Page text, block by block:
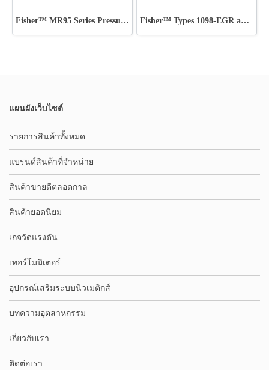
Fisher™ MR95 Series Pressure Regulator Fisher™ Types 1098-EGR and 1098H-EGR
แผนผังเว็บไซต์
รายการสินค้าทั้งหมด
แบรนด์สินค้าที่จำหน่าย
สินค้าขายดีตลอดกาล
สินค้ายอดนิยม
เกจวัดแรงดัน
เทอร์โมมิเตอร์
อุปกรณ์เสริมระบบนิวเมติกส์
บทความอุตสาหกรรม
เกี่ยวกับเรา
ติดต่อเรา